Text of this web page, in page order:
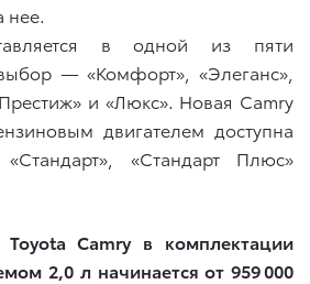
нее.
в одной из пяти
— «Комфорт», «Элеганс»,
и «Люкс». Новая Camry
двигателем доступна
«Стандарт Плюс»
Toyota Camry в комплектации
2,0 л начинается от 959 000